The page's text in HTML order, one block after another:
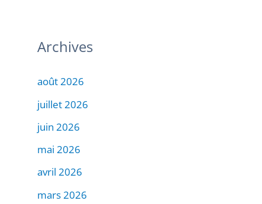
Archives
août 2026
juillet 2026
juin 2026
mai 2026
avril 2026
mars 2026